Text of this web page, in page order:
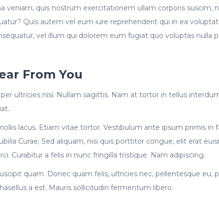
veniam, quis nostrum exercitationem ullam corporis suscim,
Quis autem vel eum iure reprehenderit qui in ea
vel illum qui dolorem eum fugiat quo voluptas nulla
From You
ultricies nisi. Nullam sagittis. Nam at tortor in tellus
lacus. Etiam vitae tortor. Vestibulum ante ipsum primis in
Curae; Sed aliquam, nisi quis porttitor congue, elit erat
Curabitur a felis in nunc fringilla tristique. Nam adipiscing.
quam. Donec quam felis, ultricies nec, pellentesque eu,
a est. Mauris sollicitudin fermentum libero.